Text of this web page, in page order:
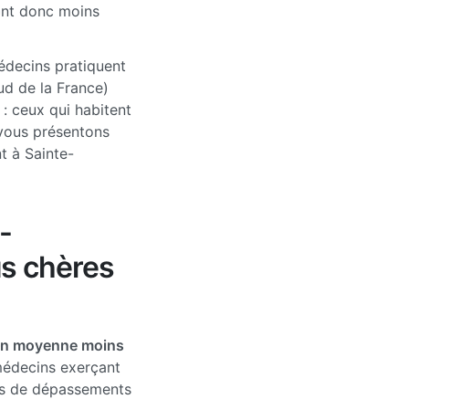
donc moins
pratiquent
de la France)
ceux qui habitent
présentons
à Sainte-
chères
moyenne moins
exerçant
de dépassements